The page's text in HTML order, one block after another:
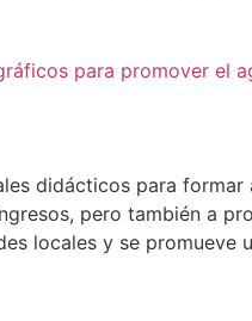
para promover el
didácticos para
pero también a
locales y se